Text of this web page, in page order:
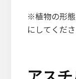
※植物の形
にしてくださ